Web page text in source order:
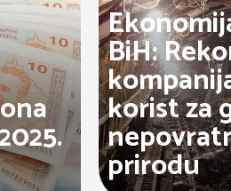
BiH:
korist za
prirodu